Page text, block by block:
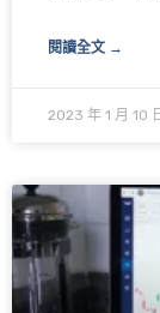
閱讀全文 →
2023 年 1 月 10